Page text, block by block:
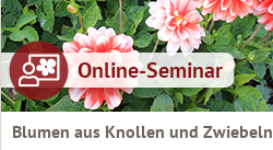
Blumen aus Knollen und Zwiebeln